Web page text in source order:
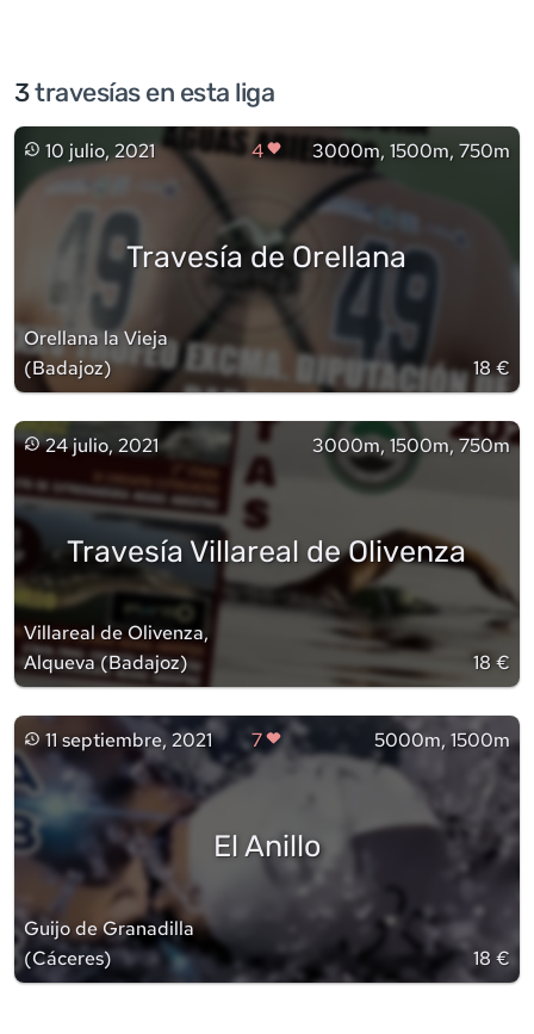
3travesíasen esta liga
10 julio, 2021 4 3000m, 1500m, 750m
Travesía de Orellana
Orellana la Vieja
(Badajoz) 18 €
24 julio, 2021 3000m, 1500m, 750m
Travesía Villareal de Olivenza
Villareal de Olivenza,
Alqueva(Badajoz) 18 €
11 septiembre, 2021 7 5000m, 1500m
El Anillo
Guijo de Granadilla
(Cáceres) 18 €